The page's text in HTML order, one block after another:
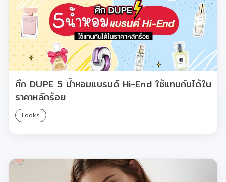
ศึก DUPE 5 น้ำหอมแบรนด์ Hi-End ใช้แทนกันได้ใน
ราคาหลักร้อย
Looks